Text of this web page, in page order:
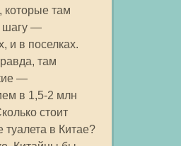
которые там
шагу —
и в поселках.
там
—
в 1,5-2 млн
стоит
туалета в Китае?